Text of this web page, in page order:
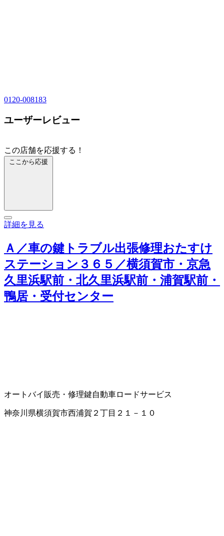
0120-008183
ユーザーレビュー
この店舗を応援する！
ここから応援
詳細を見る
Ａ／車の鍵トラブル出張修理おたすけ
ステーション３６５／横須賀市・京急
久里浜駅前・北久里浜駅前・浦賀駅前・
鴨居・受付センター
オートバイ販売・修理鍵自動車ロードサービス
神奈川県横須賀市西浦賀２丁目２１－１０